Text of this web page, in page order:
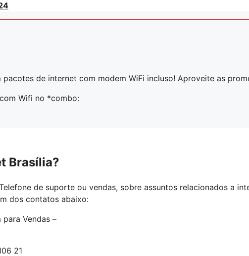
de internet com modem WiFi incluso! Aproveite as
Wifi no *combo:
Brasília?
de suporte ou vendas, sobre assuntos relacionados a
dos contatos abaixo:
para Vendas –
21